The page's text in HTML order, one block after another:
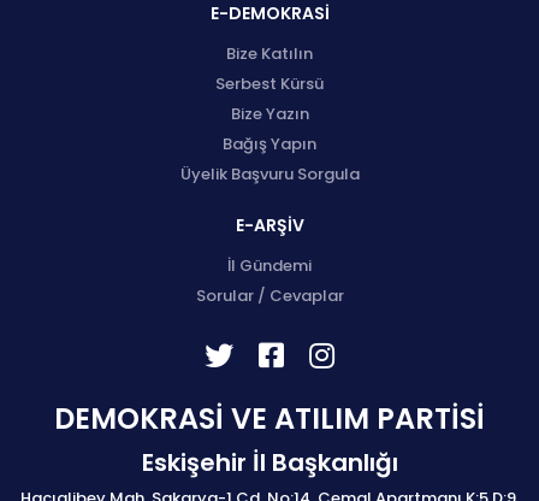
E-DEMOKRASİ
Bize Katılın
Serbest Kürsü
Bize Yazın
Bağış Yapın
Üyelik Başvuru Sorgula
E-ARŞİV
İl Gündemi
Sorular / Cevaplar
DEMOKRASİ VE ATILIM PARTİSİ
Eskişehir İl Başkanlığı